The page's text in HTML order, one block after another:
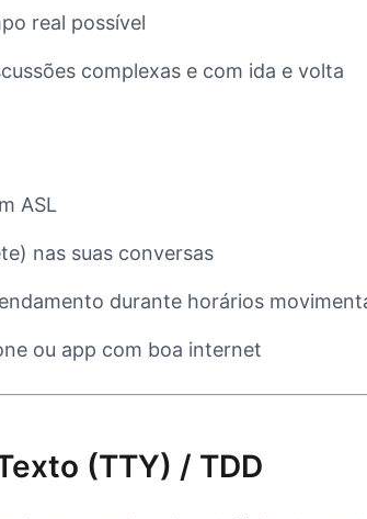
real possível
complexas e com ida e volta
ASL
nas suas conversas
durante horários
ou app com boa internet
(TTY) / TDD